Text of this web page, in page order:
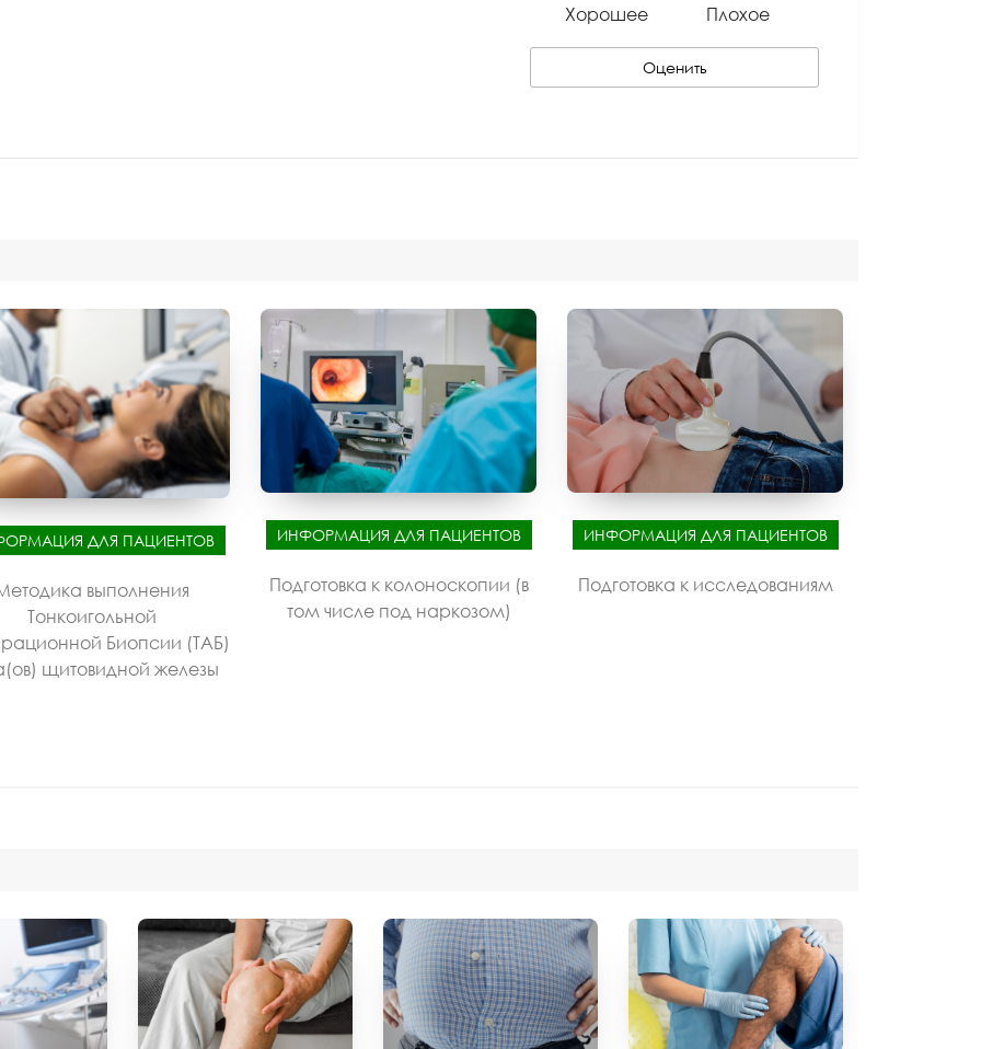
Хорошее Плохое
Оценить
ДЛЯ ПАЦИЕНТОВ
выполнения
Тонкоигольной
Биопсии (ТАБ)
щитовидной железы
ИНФОРМАЦИЯ ДЛЯ ПАЦИЕНТОВ
Подготовка к колоноскопии (в
том числе под наркозом)
ИНФОРМАЦИЯ ДЛЯ ПАЦИЕНТОВ
Подготовка к исследованиям